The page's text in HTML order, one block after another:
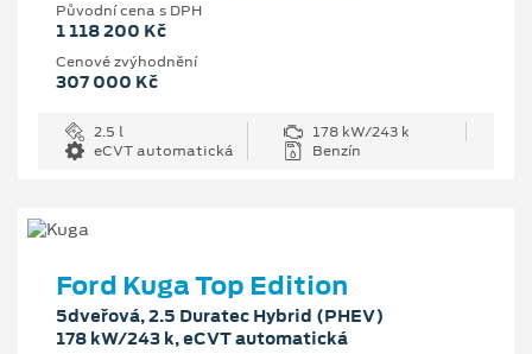
Původní cena s DPH
1 118 200 Kč
Cenové zvýhodnění
307 000 Kč
2.5 l
178 kW/243 k
eCVT automatická
Benzín
Ford Kuga Top Edition
5dveřová, 2.5 Duratec Hybrid (PHEV)
178 kW/243 k, eCVT automatická